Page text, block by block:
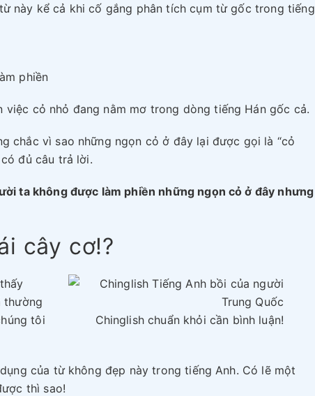
này kể cả khi cố gắng phân tích cụm từ gốc trong tiếng
phiền
việc cỏ nhỏ đang nằm mơ trong dòng tiếng Hán gốc cả.
chắc vì sao những ngọn cỏ ở đây lại được gọi là “cỏ
đủ câu trả lời.
ta không được làm phiền những ngọn cỏ ở đây nhưng
cây cơ!?
Chinglish chuẩn khỏi cần bình luận!
thường
tôi
của từ không đẹp này trong tiếng Anh. Có lẽ một
thì sao!